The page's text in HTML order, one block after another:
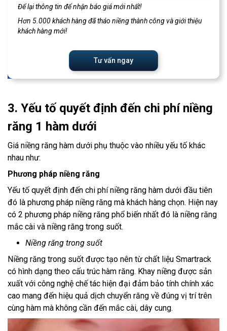
Để lại thông tin để nhận báo giá mới nhất!
Hơn 5.000 khách hàng đã tháo niềng thành công và giới thiệu
khách hàng mới!
Tư vấn ngay
3. Yếu tố quyết định đến chi phí niềng
răng 1 hàm dưới
Giá niềng răng hàm dưới phụ thuộc vào nhiều yếu tố khác
nhau như:
Phương pháp niềng răng
Yếu tố quyết định đến chi phí niềng răng hàm dưới đầu tiên
đó là phương pháp niềng răng mà khách hàng chọn. Hiện nay
có 2 phương pháp niềng răng phổ biến nhất đó là niềng răng
mắc cài và niềng răng trong suốt.
Niềng răng trong suốt
Niềng răng trong suốt được tạo nên từ chất liệu Smartrack
có hình dạng theo cấu trúc hàm răng. Khay niềng được sản
xuất với công nghệ chế tác hiện đại đảm bảo tính chính xác
cao mang đến hiệu quả dịch chuyển răng về đúng vị trí trên
cùng hàm mà không cần đến mắc cài, dây cung.